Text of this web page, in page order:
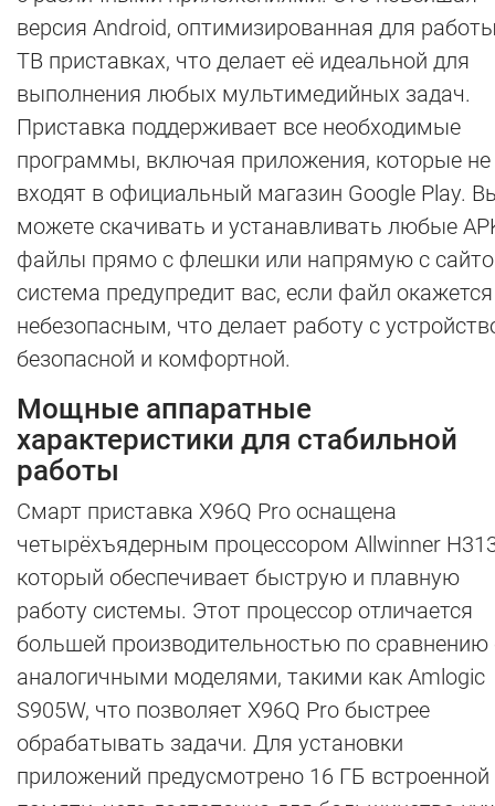
версия Android, оптимизированная для
ТВ приставках, что делает её идеальной для
выполнения любых мультимедийных задач.
Приставка поддерживает все необходимые
программы, включая приложения, которые не
входят в официальный магазин Google Play.
можете скачивать и устанавливать любые
файлы прямо с флешки или напрямую с
система предупредит вас, если файл окажется
небезопасным, что делает работу с
безопасной и комфортной.
Мощные аппаратные
характеристики для стабильной
работы
Смарт приставка X96Q Pro оснащена
четырёхъядерным процессором Allwinner
который обеспечивает быструю и плавную
работу системы. Этот процессор отличается
большей производительностью по сравнению
аналогичными моделями, такими как Amlogic
S905W, что позволяет X96Q Pro быстрее
обрабатывать задачи. Для установки
приложений предусмотрено 16 ГБ встроенной